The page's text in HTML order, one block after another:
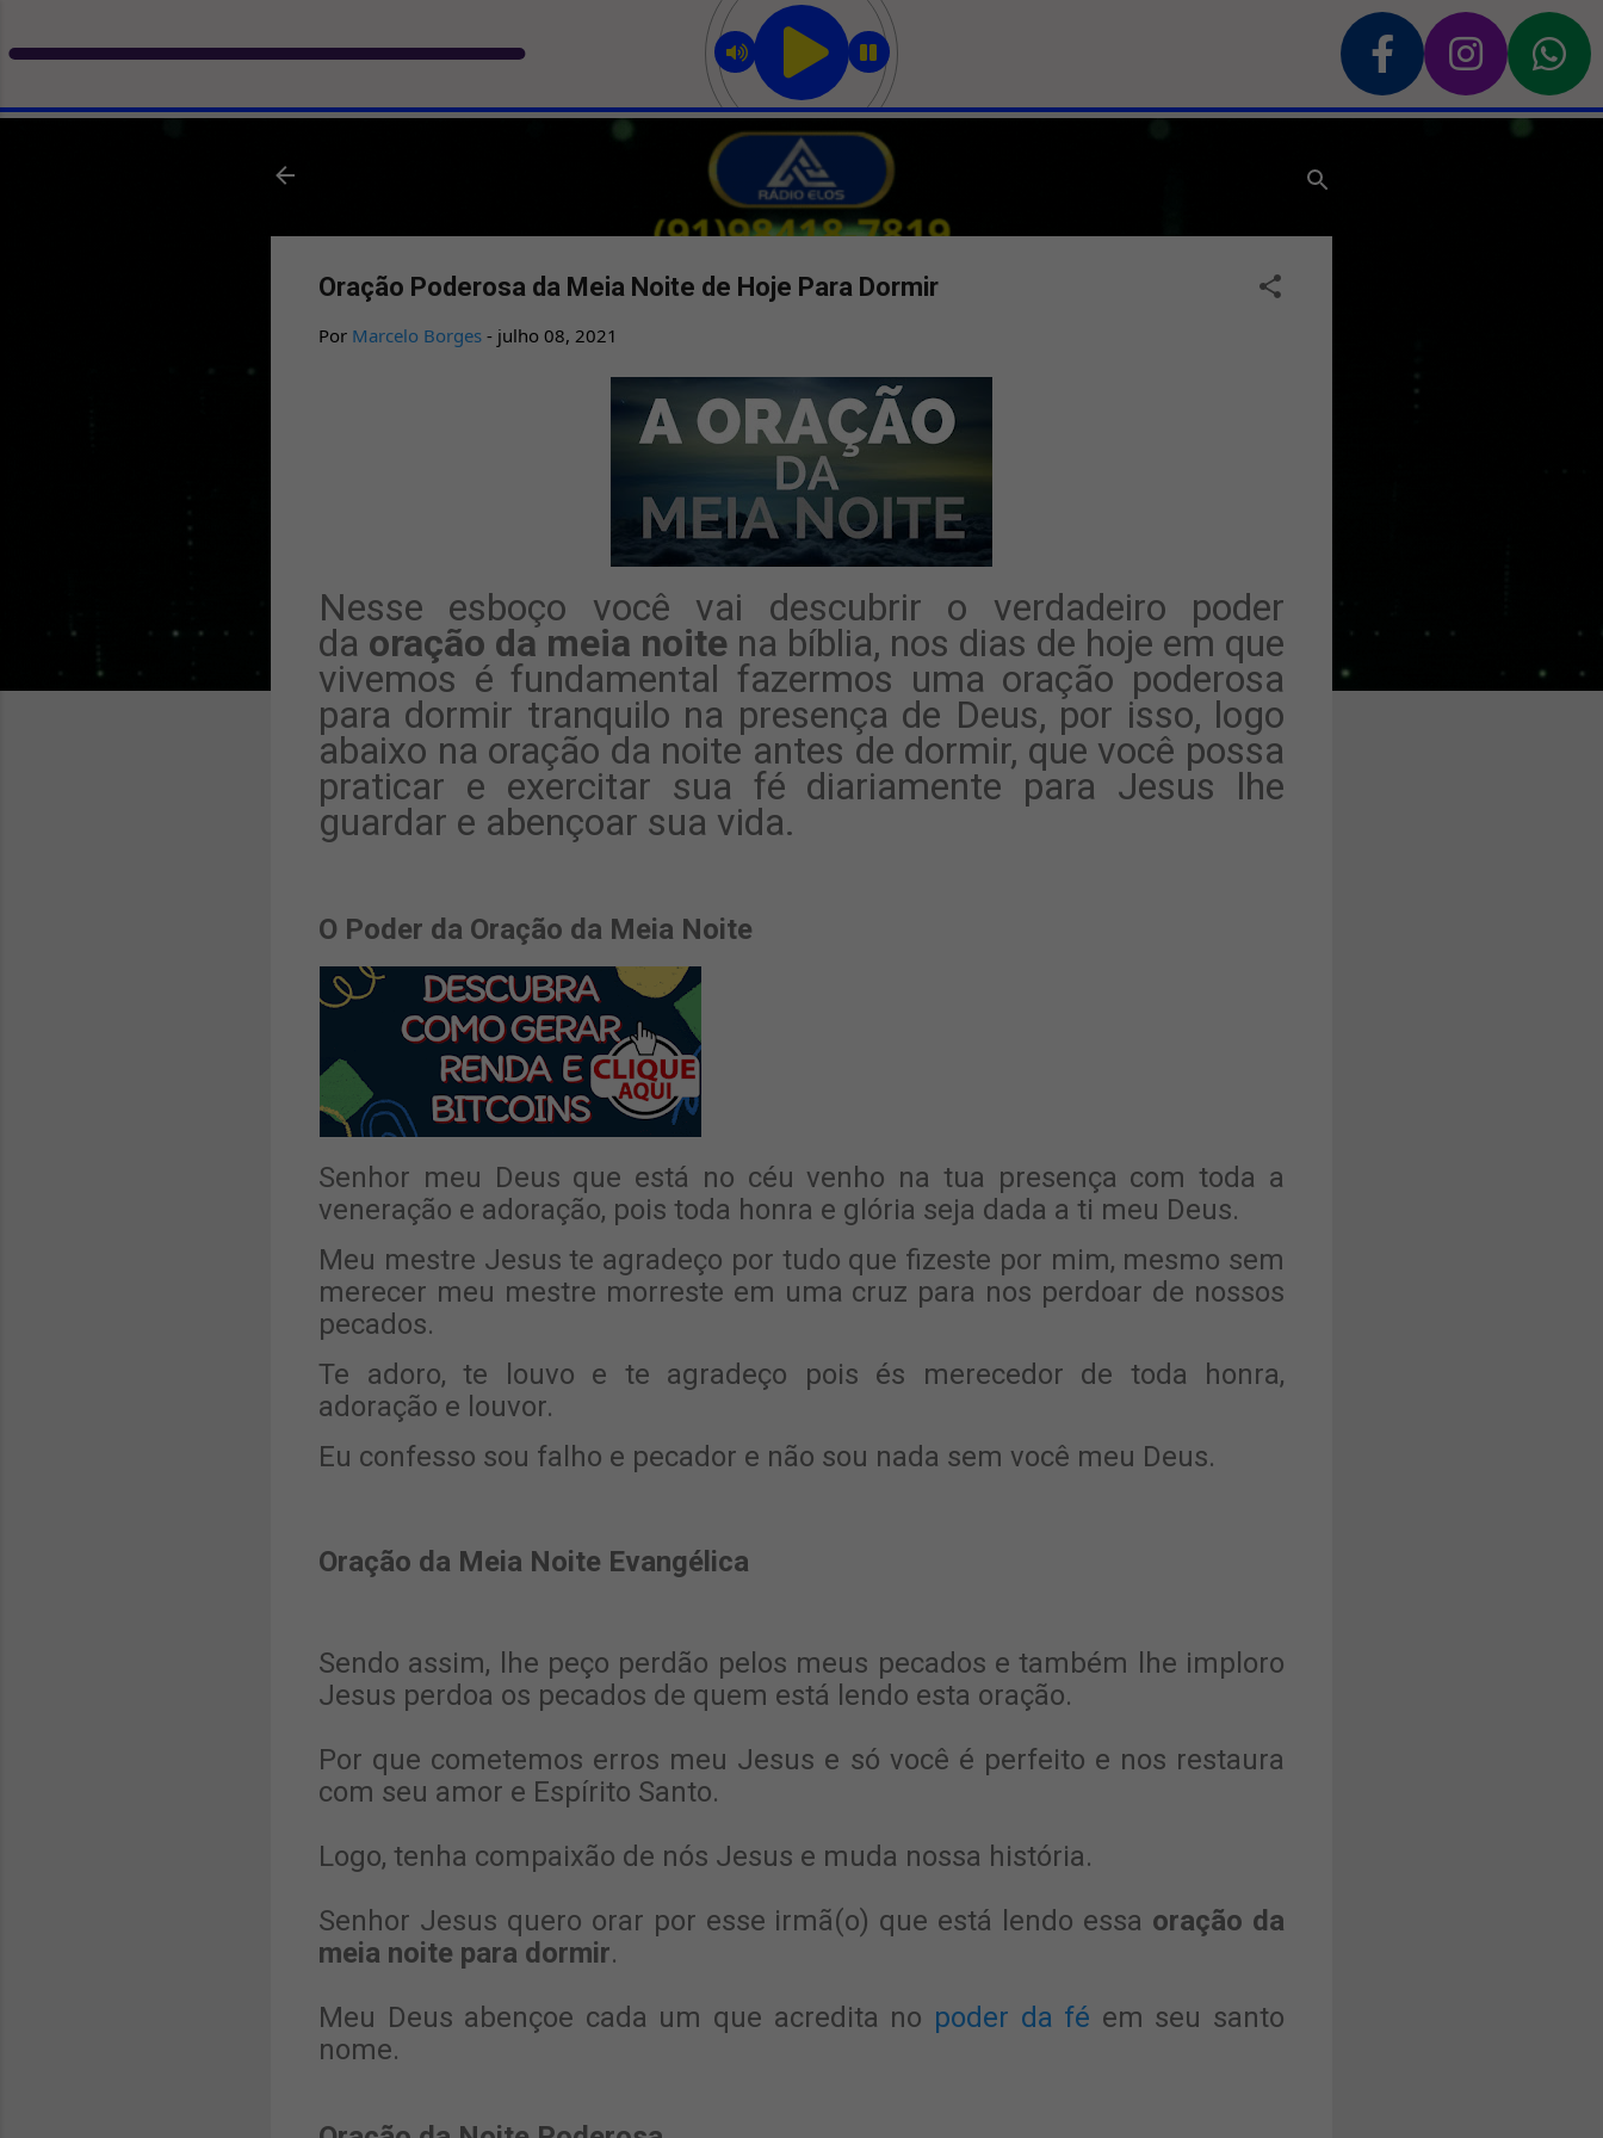
Pular para o conteúdo principal
Oração Poderosa da Meia Noite de Hoje Para Dormir
Por Marcelo Borges - julho 08, 2021
Nesse esboço você vai descubrir o verdadeiro poder
da oração da meia noite na bíblia, nos dias de hoje em que
vivemos é fundamental fazermos uma oração poderosa
para dormir tranquilo na presença de Deus, por isso, logo
abaixo na oração da noite antes de dormir, que você possa
praticar e exercitar sua fé diariamente para Jesus lhe
guardar e abençoar sua vida.
O Poder da Oração da Meia Noite
Senhor meu Deus que está no céu venho na tua presença com toda a
veneração e adoração, pois toda honra e glória seja dada a ti meu Deus.
Meu mestre Jesus te agradeço por tudo que fizeste por mim, mesmo sem
merecer meu mestre morreste em uma cruz para nos perdoar de nossos
pecados.
Te adoro, te louvo e te agradeço pois és merecedor de toda honra,
adoração e louvor.
Eu confesso sou falho e pecador e não sou nada sem você meu Deus.
Oração da Meia Noite Evangélica
Sendo assim, lhe peço perdão pelos meus pecados e também lhe imploro
Jesus perdoa os pecados de quem está lendo esta oração.
Por que cometemos erros meu Jesus e só você é perfeito e nos restaura
com seu amor e Espírito Santo.
Logo, tenha compaixão de nós Jesus e muda nossa história.
Senhor Jesus quero orar por esse irmã(o) que está lendo essa oração da
meia noite para dormir.
Meu Deus abençoe cada um que acredita no poder da fé em seu santo
nome.